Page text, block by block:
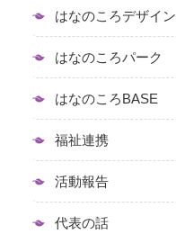
はなのころデザイン
はなのころパーク
はなのころBASE
福祉連携
活動報告
代表の話